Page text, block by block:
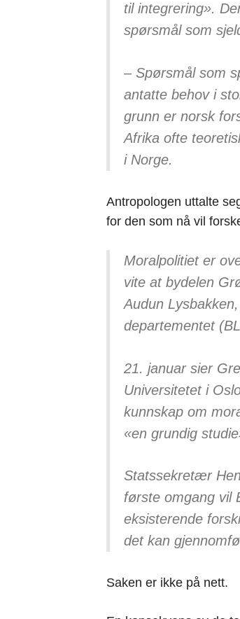
til integrering».
spørsmål som
– Spørsmål som
antatte behov i
grunn er norsk
Afrika ofte
i Norge.
Antropologen uttalte
for den som nå vil
Moralpolitiet er
vite at bydelen
Audun
departementet
21. januar sier
Universitetet i
kunnskap om
«en grundig
Statssekretær
første omgang vil
eksisterende
det kan
Saken er ikke på nett.